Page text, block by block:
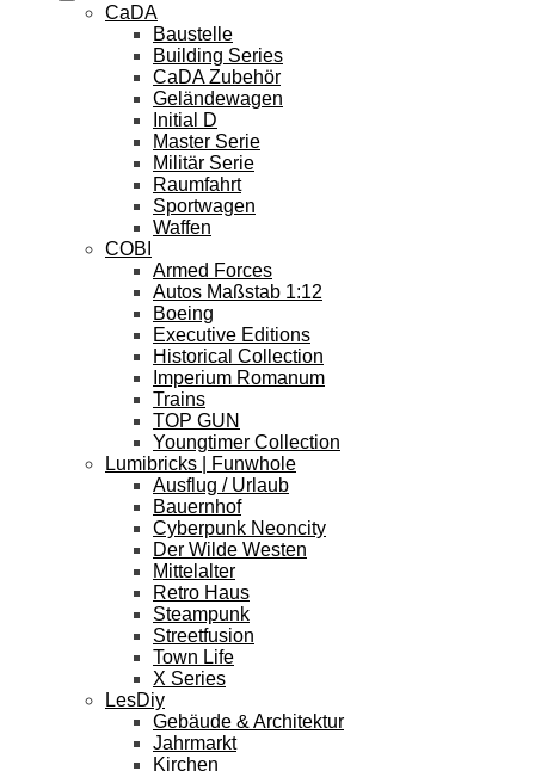
CaDA
Baustelle
Building Series
CaDA Zubehör
Geländewagen
Initial D
Master Serie
Militär Serie
Raumfahrt
Sportwagen
Waffen
COBI
Armed Forces
Autos Maßstab 1:12
Boeing
Executive Editions
Historical Collection
Imperium Romanum
Trains
TOP GUN
Youngtimer Collection
Lumibricks | Funwhole
Ausflug / Urlaub
Bauernhof
Cyberpunk Neoncity
Der Wilde Westen
Mittelalter
Retro Haus
Steampunk
Streetfusion
Town Life
X Series
LesDiy
Gebäude & Architektur
Jahrmarkt
Kirchen